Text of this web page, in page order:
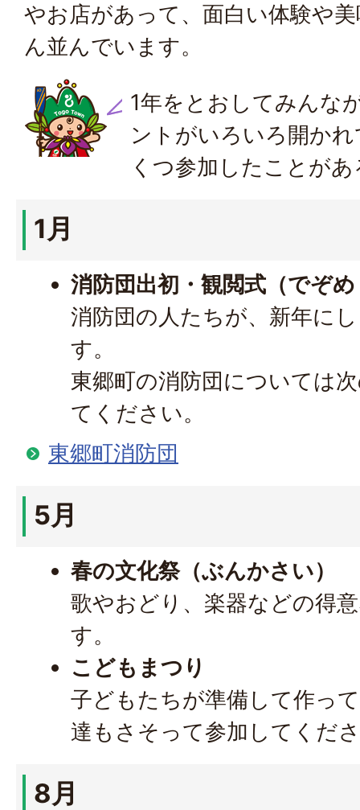
やお店があって、面白い体験や
ん並んでいます。
1年をとおしてみんな
ントがいろいろ開か
くつ参加したことが
1月
消防団出初・観閲式（でぞ
消防団の人たちが、新年に
す。
東郷町の消防団については
てください。
東郷町消防団
5月
春の文化祭（ぶんかさい）
歌やおどり、楽器などの得
す。
こどもまつり
子どもたちが準備して作っ
達もさそって参加してくだ
8月